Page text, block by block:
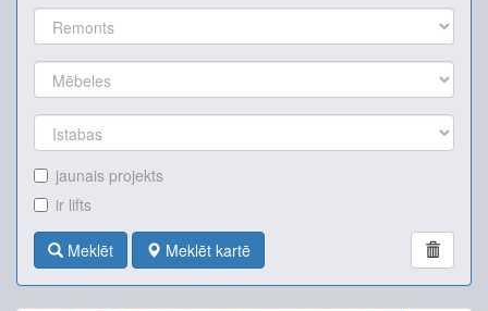
jaunais projekts
ir lifts
Meklēt Meklēt kartē